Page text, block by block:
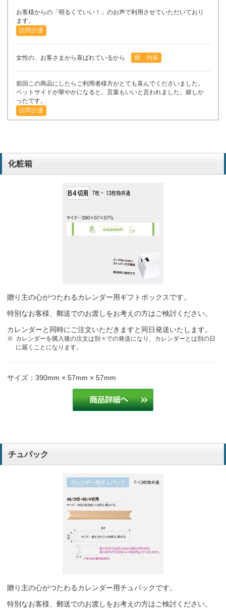
お客様からの「明るくていい！」のお声で利用させていただいており
ます。
訪問介護
女性の、お客さまから喜ばれているから 畳、内装
前回この商品にしたらご利用者様方がとても喜んでくださいました。
ベットサイドが華やかになると。言葉もいいと言われました。嬉しか
ったです。
訪問介護
しました。
畳、内装
営業でよく使われるカレンダーはどれも味気ないものが多い。ベット
サイドに置く方が多いので可愛いものがいいと思いました。
絵がかわいくて、素敵な言葉に癒されると、好評を頂いてます。
医療
前年度に購入したカレンダーが好評だったので、よく似たカレンダー
訪問介護
クライアント様が気に入ってくれたので選びました 広告・デザイン
様から好評で、「ほんわかして良いカレンダーですね。今年もいただ
お客様の業種に合った優しいイラストで去年も同じものを注文したか
ら
広告・デザイン
方から好評で、お届けしないと「今年もいただけませんか？」と、お
電話いただく事がよくあります。
いつもお世話になっているから 自動車販売・修理・板金
メッセージが強く、当社の駐車場を利用されている方から、とても人
気があるため。
化粧箱
贈り主の心がつたわるカレンダー用ギフトボックスです。
特別なお客様、郵送でのお渡しをお考えの方はご検討ください。
カレンダーと同時にご注文いただきますと同日発送いたします。
カレンダーを購入後の注文は別々での発送になり、カレンダーとは別の日
に届くことになります。
サイズ：390mm × 57mm × 57mm
チュパック
贈り主の心がつたわるカレンダー用チュパックです。
特別なお客様、郵送でのお渡しをお考えの方はご検討ください。